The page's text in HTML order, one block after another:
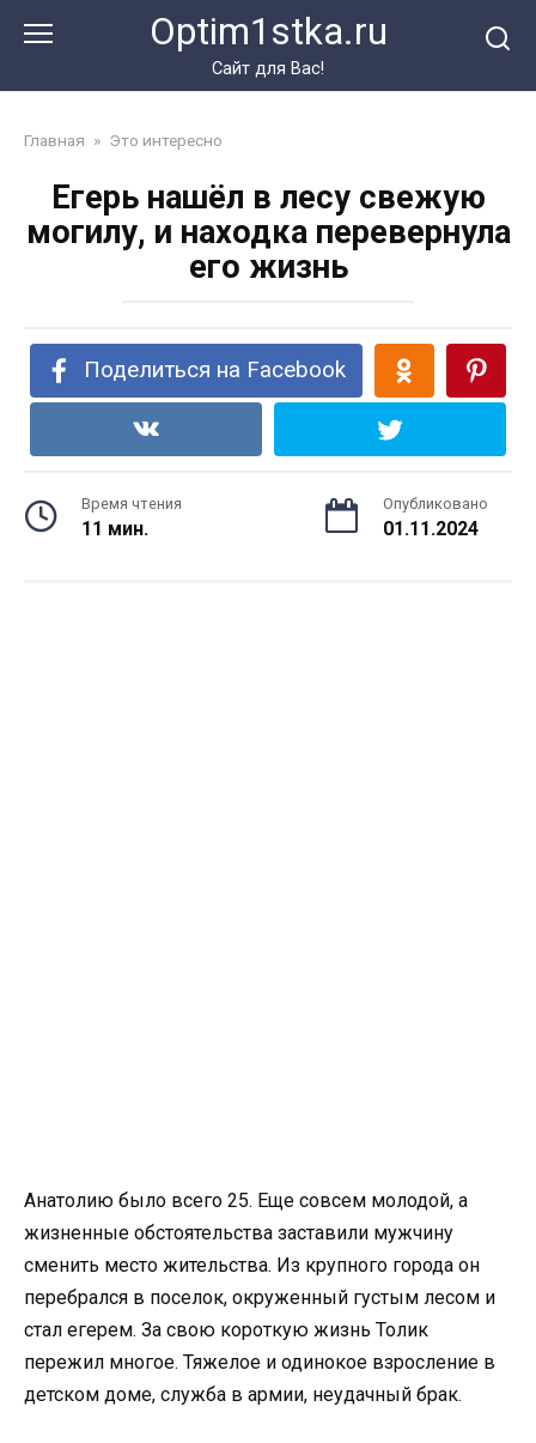
Optim1stka.ru
Сайт для Вас!
Главная » Это интересно
Егерь нашёл в лесу свежую
могилу, и находка перевернула
его жизнь
Поделиться на Facebook
Время чтения
11 мин.
Опубликовано
01.11.2024
Анатолию было всего 25. Еще совсем молодой, а
жизненные обстоятельства заставили мужчину
сменить место жительства. Из крупного города он
перебрался в поселок, окруженный густым лесом и
стал егерем. За свою короткую жизнь Толик
пережил многое. Тяжелое и одинокое взросление в
детском доме, служба в армии, неудачный брак.